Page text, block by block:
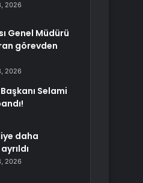
2026
Genel Müdürü
görevden
2026
Selami
daha
2026